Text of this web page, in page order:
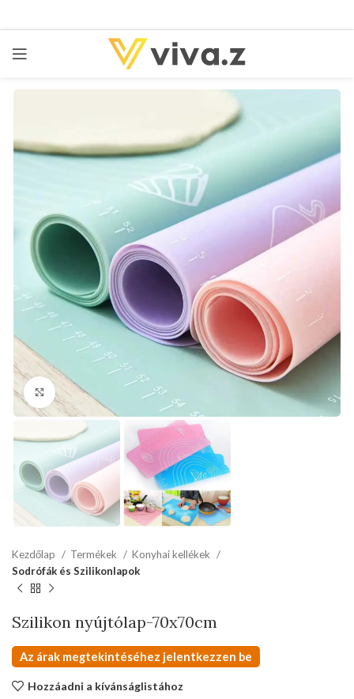
kattints a kinagyításhoz
Kezdőlap Termékek
Konyhai kellékek
Sodrófák és Szilikonlapok
Szilikon nyújtólap-70x70cm
Az árak megtekintéséhez jelentkezzen be
Hozzáadni a kívánságlistához